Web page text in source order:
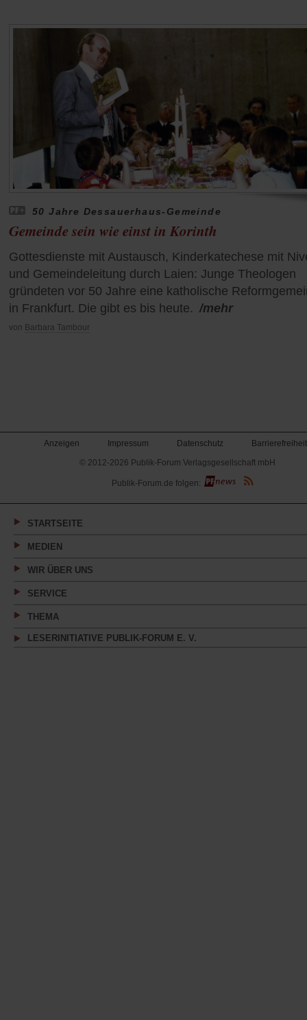
50 Jahre Dessauerhaus-Gemeinde
Gemeinde sein wie einst in Korinth
Gottesdienste mit Austausch, Kinderkatechese mit
und Gemeindeleitung durch Laien: Junge Theologen
gründeten vor 50 Jahre eine katholische
in Frankfurt. Die gibt es bis heute. /mehr
von Barbara Tambour
Anzeigen Impressum Datenschutz
Barrierefreiheit
© 2012-2026 Publik-Forum Verlagsgesellschaft mbH
(Öffnet
in
neuen
Publik-Forum.de folgen:
STARTSEITE
MEDIEN
WIR ÜBER UNS
SERVICE
THEMA
LESERINITIATIVE PUBLIK-FORUM E. V.